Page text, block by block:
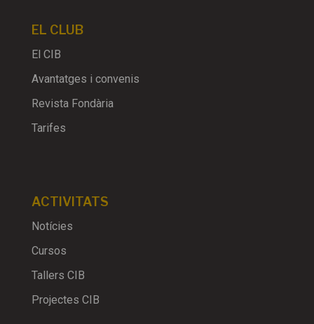
EL CLUB
El CIB
Avantatges i convenis
Revista Fondària
Tarifes
ACTIVITATS
Notícies
Cursos
Tallers CIB
Projectes CIB